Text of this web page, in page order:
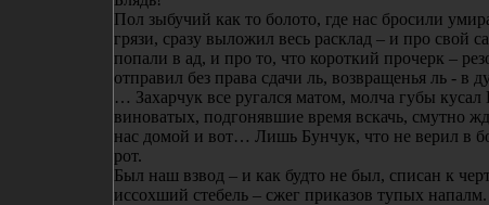
Пол зыбучий как то болото, где нас бросили
грязи, сразу выложил весь расклад – и про свой
попали в ад, и про то, что короткий прочерк –
отправил без права сдачи ль, возвращенья ль - в
… Захарчук все ругался матом, молча губы
виноватых, подгонявшие время вскачь, смутно
нас домой и вот… Лишь Бунчук, что не верил в
рот.
Был наш взвод – и как будто не был, списан к
иссохший стебель – сжег приказов тупых напалм.